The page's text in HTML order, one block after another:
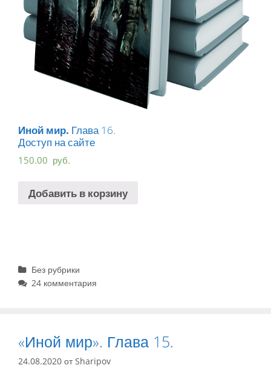
Иной мир. Глава 16.
Доступ на сайте
150.00 руб.
Добавить в корзину
Рубрики
Без рубрики
24 комментария
«Иной мир». Глава 15.
24.08.2020 отSharipov